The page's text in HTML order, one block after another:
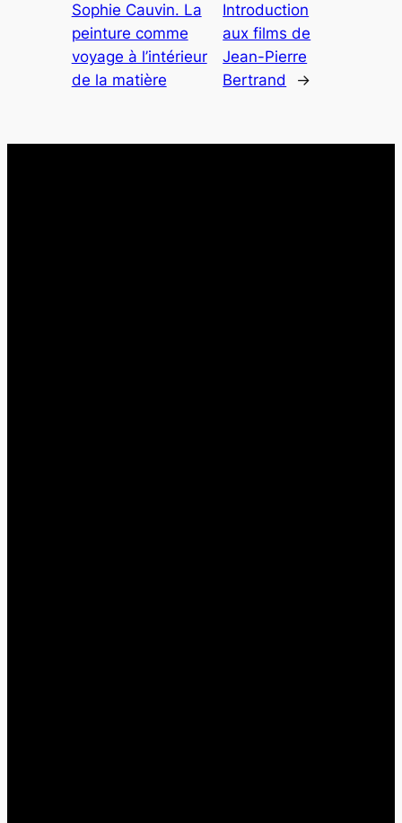
Sophie Cauvin. La
peinture comme
voyage à l’intérieur
de la matière
Introduction
aux films de
Jean-Pierre
Bertrand
→